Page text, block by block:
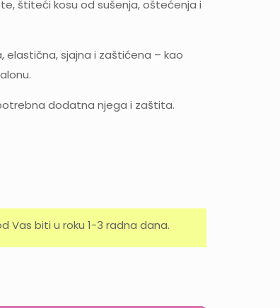
štiteći kosu od sušenja, oštećenja i
elastična, sjajna i zaštićena – kao
dodatna njega i zaštita.
Vas biti u roku 1-3 radna dana.